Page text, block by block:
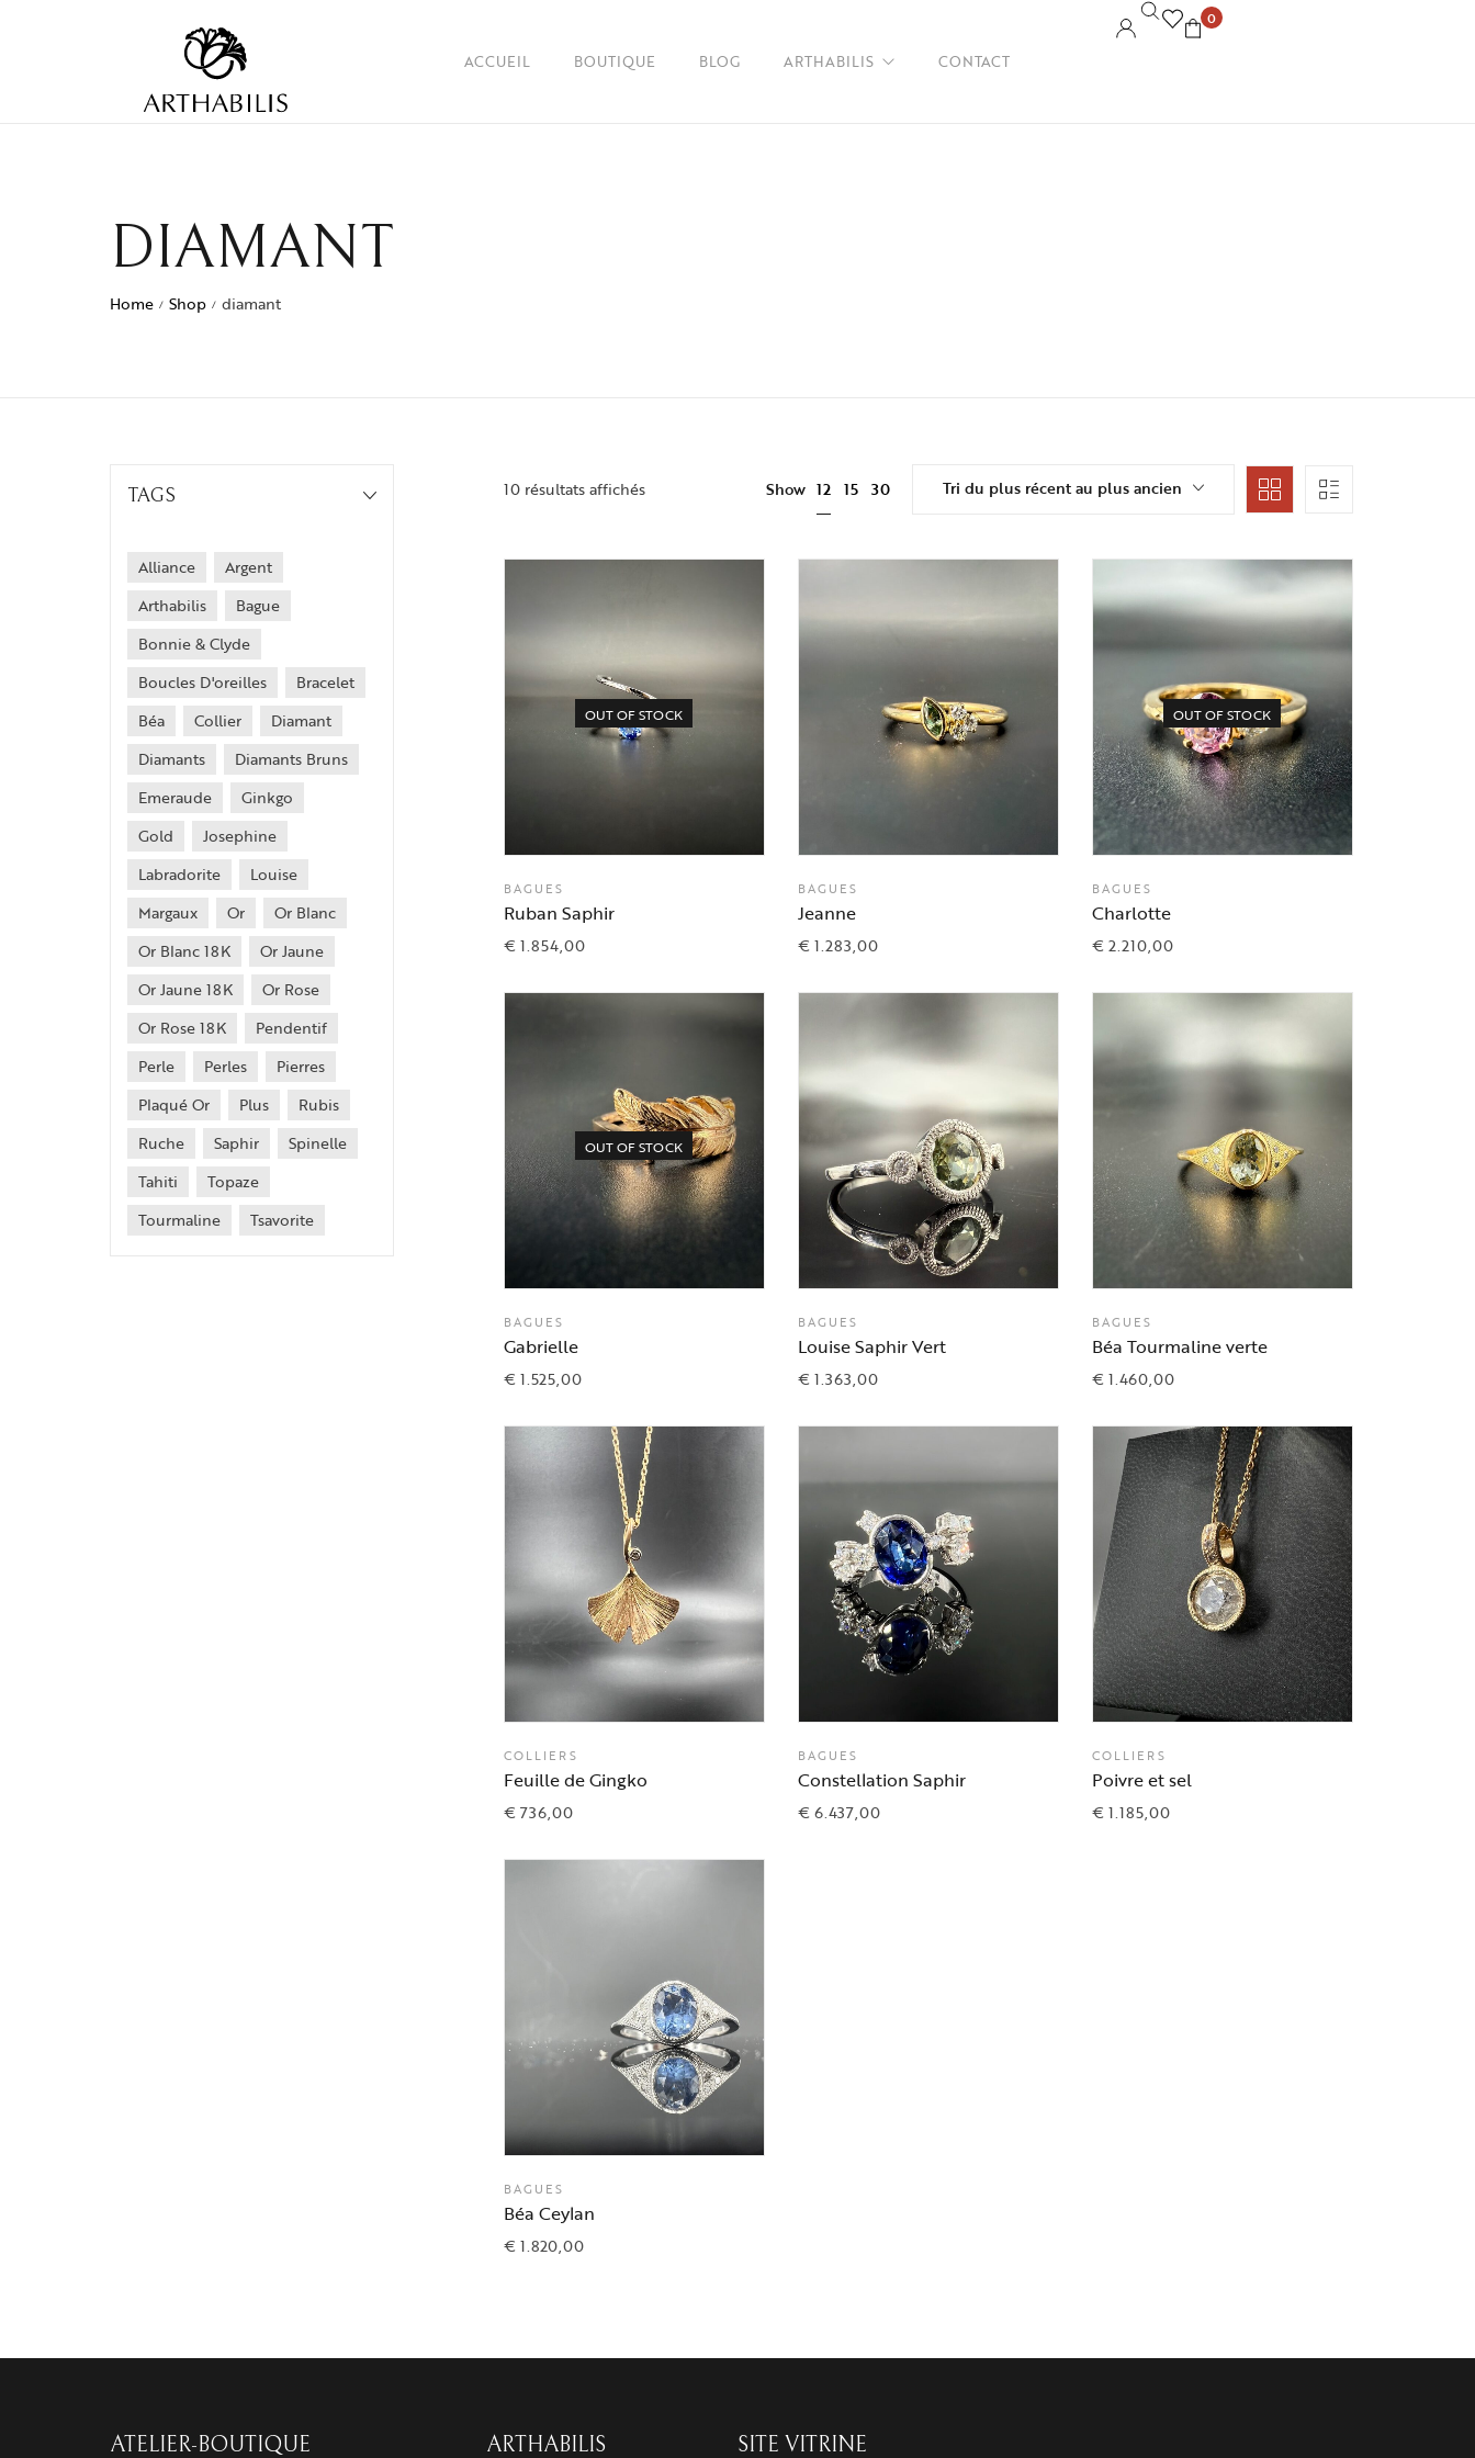
ACCUEIL BOUTIQUE BLOG ARTHABILIS CONTACT
0
DIAMANT
Home / Shop / diamant
TAGS
Alliance
Argent
Arthabilis
Bague
Bonnie & Clyde
Boucles D'oreilles
Bracelet
Béa
Collier
Diamant
Diamants
Diamants Bruns
Emeraude
Ginkgo
Gold
Josephine
Labradorite
Louise
Margaux
Or
Or Blanc
Or Blanc 18K
Or Jaune
Or Jaune 18K
Or Rose
Or Rose 18K
Pendentif
Perle
Perles
Pierres
Plaqué Or
Plus
Rubis
Ruche
Saphir
Spinelle
Tahiti
Topaze
Tourmaline
Tsavorite
10 résultats affichés Show 12 15 30 Tri du plus récent au plus ancien
OUT OF STOCK
BAGUES
Ruban Saphir
€1.854,00
BAGUES
Jeanne
€1.283,00
OUT OF STOCK
BAGUES
Charlotte
€2.210,00
OUT OF STOCK
BAGUES
Gabrielle
€1.525,00
BAGUES
Louise Saphir Vert
€1.363,00
BAGUES
Béa Tourmaline verte
€1.460,00
COLLIERS
Feuille de Gingko
€736,00
BAGUES
Constellation Saphir
€6.437,00
COLLIERS
Poivre et sel
€1.185,00
BAGUES
Béa Ceylan
€1.820,00
ATELIER-BOUTIQUE ARTHABILIS SITE VITRINE